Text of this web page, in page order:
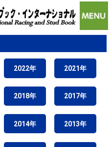
2022年 2021年
2018年 2017年
2014年 2013年